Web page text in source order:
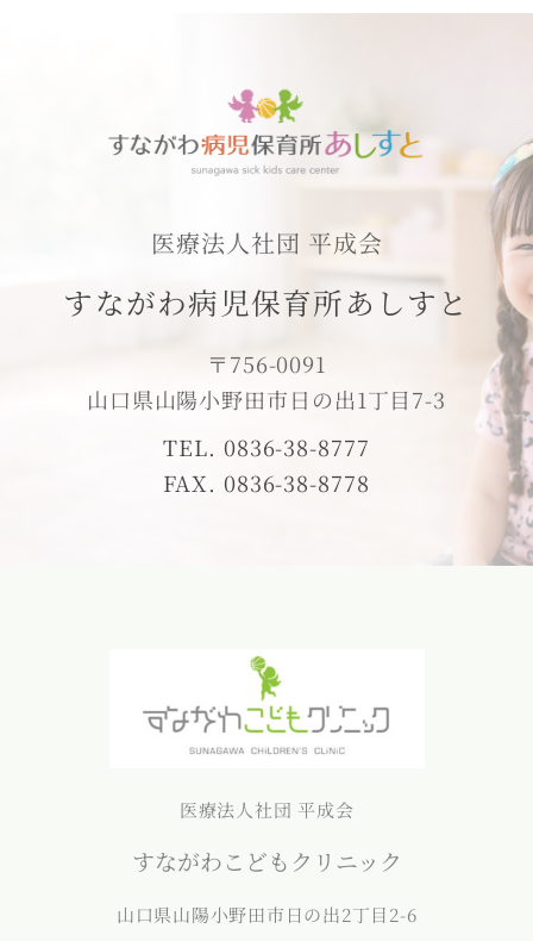
医療法人社団 平成会
すながわ病児保育所あしすと
〒756-0091
山口県山陽小野田市日の出1丁目7-3
TEL. 0836-38-8777
FAX. 0836-38-8778
医療法人社団 平成会
すながわこどもクリニック
山口県山陽小野田市日の出2丁目2-6